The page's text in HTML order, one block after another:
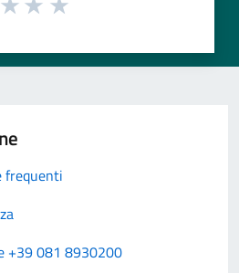
frequenti
+39 081 8930200